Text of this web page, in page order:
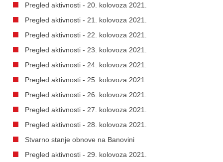
Pregled aktivnosti - 20. kolovoza 2021.
Pregled aktivnosti - 21. kolovoza 2021.
Pregled aktivnosti - 22. kolovoza 2021.
Pregled aktivnosti - 23. kolovoza 2021.
Pregled aktivnosti - 24. kolovoza 2021.
Pregled aktivnosti - 25. kolovoza 2021.
Pregled aktivnosti - 26. kolovoza 2021.
Pregled aktivnosti - 27. kolovoza 2021.
Pregled aktivnosti - 28. kolovoza 2021.
Stvarno stanje obnove na Banovini
Pregled aktivnosti - 29. kolovoza 2021.